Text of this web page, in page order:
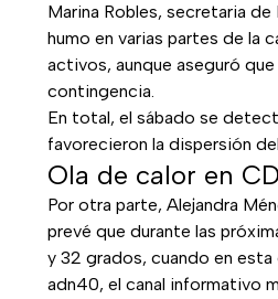
Marina Robles, secretaria
humo en varias partes de la
activos, aunque aseguró
contingencia.
En total, el sábado se
favorecieron la dispersión
Ola de calor en
Por otra parte, Alejandra
prevé que durante las
y 32 grados, cuando en
adn40, el canal informativo